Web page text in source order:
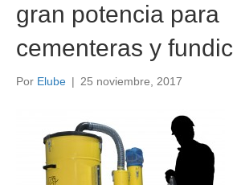
gran potencia para
cementeras y
Por Elube | 25 noviembre, 2017